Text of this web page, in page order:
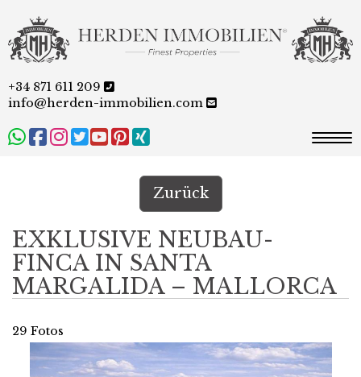
+34 871 611 209
info@herden-immobilien.com
Zurück
EXKLUSIVE NEUBAU-
FINCA IN SANTA
MARGALIDA – MALLORCA
29 Fotos